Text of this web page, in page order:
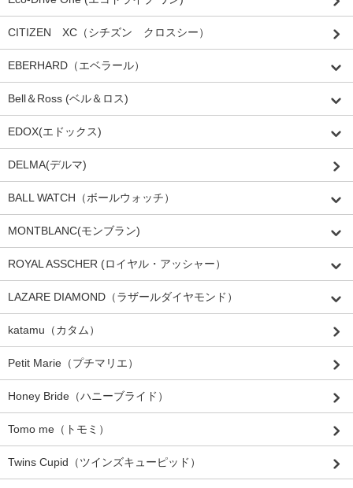
CITIZEN XC（シチズン クロスシー）
EBERHARD（エベラール）
Bell＆Ross (ベル＆ロス)
EDOX(エドックス)
DELMA(デルマ)
BALL WATCH（ボールウォッチ）
MONTBLANC(モンブラン)
ROYAL ASSCHER (ロイヤル・アッシャー）
LAZARE DIAMOND（ラザールダイヤモンド）
katamu（カタム）
Petit Marie（プチマリエ）
Honey Bride（ハニーブライド）
Tomo me（トモミ）
Twins Cupid（ツインズキューピッド）